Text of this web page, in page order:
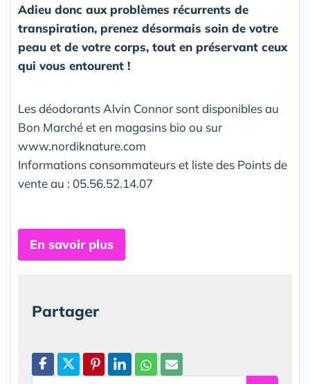
Adieu donc aux problèmes récurrents de
transpiration, prenez désormais soin de votre
peau et de votre corps, tout en préservant ceux
qui vous entourent !
Les déodorants Alvin Connor sont disponibles au
Bon Marché et en magasins bio ou sur
www.nordiknature.com
Informations consommateurs et liste des Points de
vente au : 05.56.52.14.07
En savoir plus
Partager